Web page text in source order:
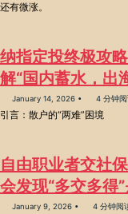
还有微涨。
纳指定投终极攻
解“国内蓄水，出
January 14, 2026 4 分钟
引言：散户的“两难”困境
自由职业者交社
会发现“多交多得
January 9, 2026 4 分钟阅